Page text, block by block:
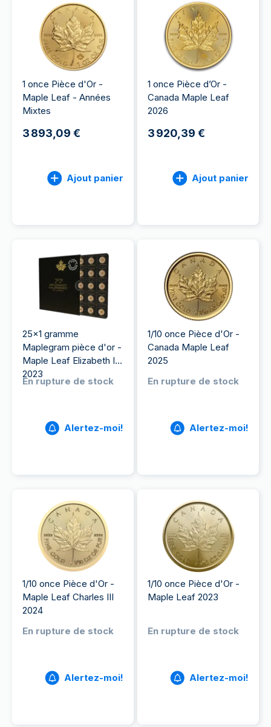
1 once Pièce d'Or -
Maple Leaf - Années
Mixtes
3 893,09 €
Ajout panier
1 once Pièce d’Or -
Canada Maple Leaf
2026
3 920,39 €
Ajout panier
25x1 gramme
Maplegram pièce d'or -
Maple Leaf Elizabeth II
2023
En rupture de stock
Alertez-moi!
1/10 once Pièce d'Or -
Canada Maple Leaf
2025
En rupture de stock
Alertez-moi!
1/10 once Pièce d'Or -
Maple Leaf Charles III
2024
En rupture de stock
Alertez-moi!
1/10 once Pièce d'Or -
Maple Leaf 2023
En rupture de stock
Alertez-moi!